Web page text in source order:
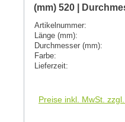
(mm) 520 |
Artikelnummer:
Länge (mm):
Durchmesser (mm):
Farbe:
Lieferzeit:
Preise inkl. MwSt.